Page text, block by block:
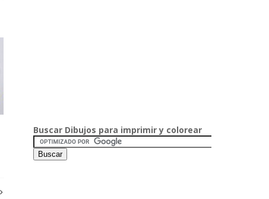
Buscar Dibujos para imprimir y colorear